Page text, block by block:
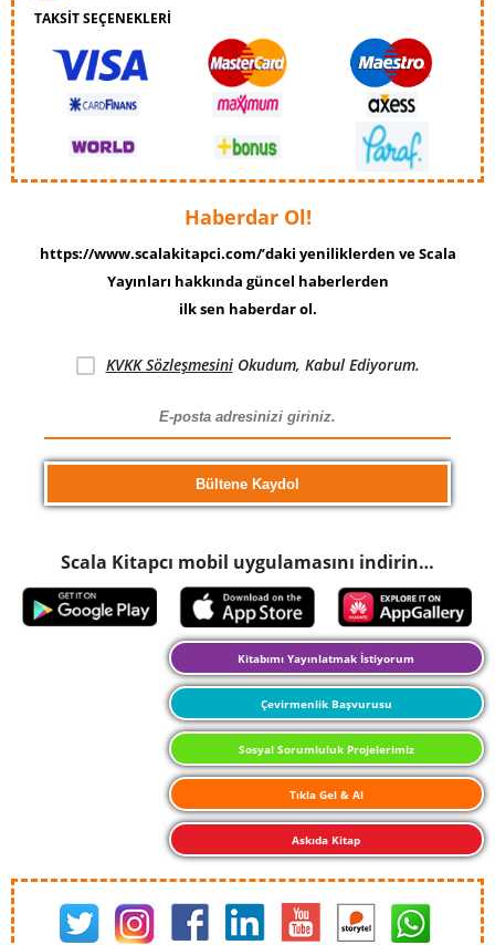
TAKSİT SEÇENEKLERİ
Haberdar Ol!
https://www.scalakitapci.com/’daki yeniliklerden ve Scala
Yayınları hakkında güncel haberlerden
ilk sen haberdar ol.
KVKK SözleşmesiniOkudum, Kabul Ediyorum.
Scala Kitapcı mobil uygulamasını indirin…
Kitabımı Yayınlatmak İstiyorum
Çevirmenlik Başvurusu
Sosyal Sorumluluk Projelerimiz
Tıkla Gel & Al
Askıda Kitap